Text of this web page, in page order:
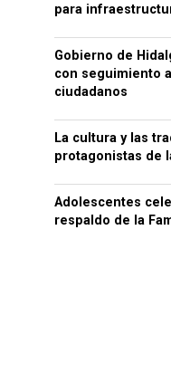
para
Gobierno de
con seguimiento
ciudadanos
La cultura y las
protagonistas
Adolescentes
respaldo de la